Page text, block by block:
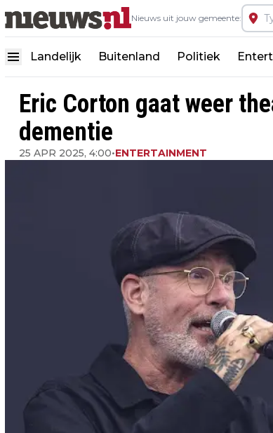
Nieuws uit jouw gemeente:
Landelijk Buitenland Politiek
Eric Corton gaat weer
dementie
25 APR 2025, 4:00•ENTERTAINMENT